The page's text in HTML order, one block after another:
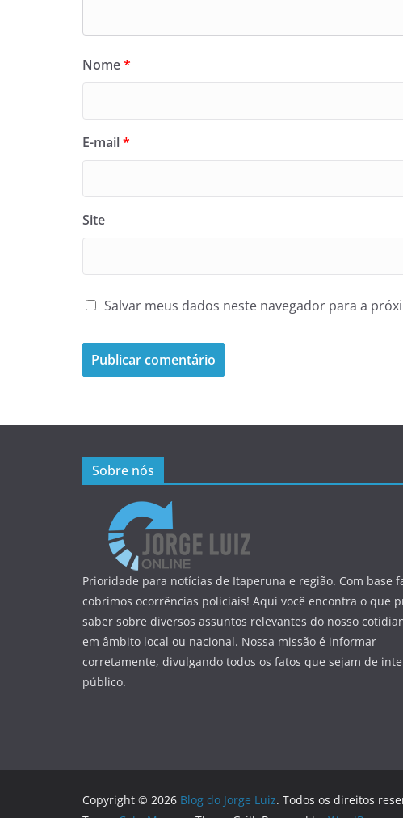
Nome*
E-mail*
Site
Salvar meus dados neste navegador para a
Sobre nós
Prioridade para notícias de Itaperuna e região. Com base
cobrimos ocorrências policiais! Aqui você encontra o que
saber sobre diversos assuntos relevantes do nosso
em âmbito local ou nacional. Nossa missão é informar
corretamente, divulgando todos os fatos que sejam de
público.
Copyright © 2026 Blog do Jorge Luiz. Todos os direitos